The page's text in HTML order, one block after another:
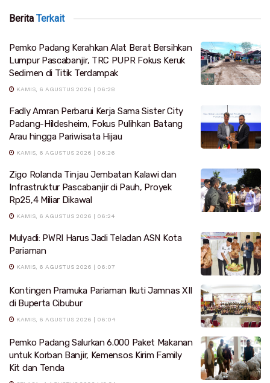
Berita Terkait
Pemko Padang Kerahkan Alat Berat Bersihkan
Lumpur Pascabanjir, TRC PUPR Fokus Keruk
Sedimen di Titik Terdampak
KAMIS, 6 AGUSTUS 2026 | 06:28
Fadly Amran Perbarui Kerja Sama Sister City
Padang-Hildesheim, Fokus Pulihkan Batang
Arau hingga Pariwisata Hijau
KAMIS, 6 AGUSTUS 2026 | 06:26
Zigo Rolanda Tinjau Jembatan Kalawi dan
Infrastruktur Pascabanjir di Pauh, Proyek
Rp25,4 Miliar Dikawal
KAMIS, 6 AGUSTUS 2026 | 06:24
Mulyadi: PWRI Harus Jadi Teladan ASN Kota
Pariaman
KAMIS, 6 AGUSTUS 2026 | 06:07
Kontingen Pramuka Pariaman Ikuti Jamnas XII
di Buperta Cibubur
KAMIS, 6 AGUSTUS 2026 | 06:04
Pemko Padang Salurkan 6.000 Paket Makanan
untuk Korban Banjir, Kemensos Kirim Family
Kit dan Tenda